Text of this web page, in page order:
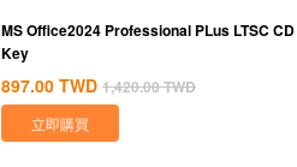
MS Office2024 Professional PLus LTSC CD
Key
897.00 TWD 1,420.00TWD
立即購買